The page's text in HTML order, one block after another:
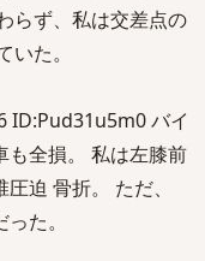
らず、私は交差点の
た。
ID:Pud31u5m0 バイ
も全損。 私は左膝前
迫 骨折。 ただ、
た。